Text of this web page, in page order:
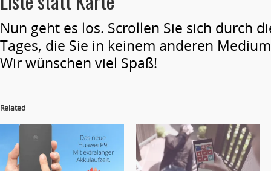
Nun geht es los. Scrollen Sie sich durch
Tages, die Sie in keinem anderen
Wir wünschen viel Spaß!
Related